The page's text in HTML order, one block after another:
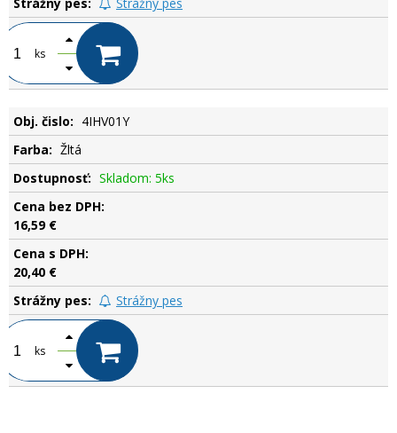
ks
4IHV01Y
Žltá
Skladom: 5ks
16,59 €
20,40 €
Strážny pes
ks